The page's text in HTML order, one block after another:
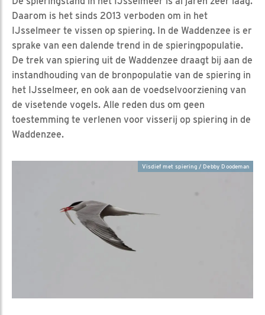
Daarom is het sinds 2013 verboden om in het
IJsselmeer te vissen op spiering. In de Waddenzee is er
sprake van een dalende trend in de spieringpopulatie.
De trek van spiering uit de Waddenzee draagt bij aan de
instandhouding van de bronpopulatie van de spiering in
het IJsselmeer, en ook aan de voedselvoorziening van
de visetende vogels. Alle reden dus om geen
toestemming te verlenen voor visserij op spiering in de
Waddenzee.
Visdief met spiering / Debby Doodeman